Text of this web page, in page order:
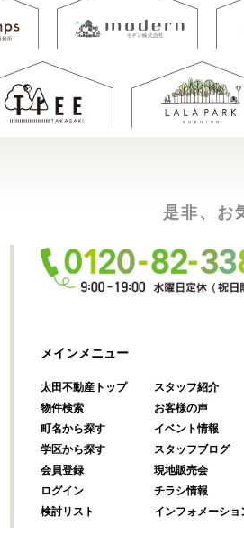
是非、お
メインメニュー
太田不動産トップ
物件検索
町名から探す
学区から探す
会員登録
ログイン
検討リスト
スタッフ紹介
お客様の声
イベント情報
スタッフブログ
現地販売会
チラシ情報
インフォメーショ